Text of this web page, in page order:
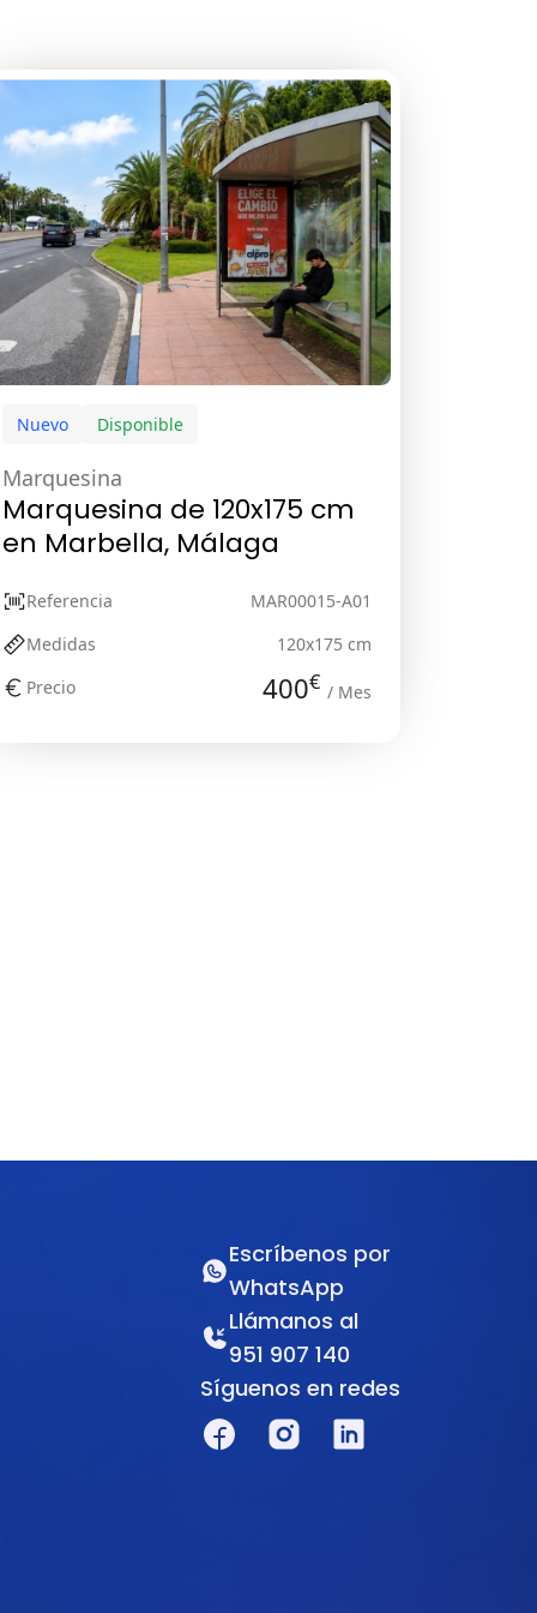
Nuevo Disponible
Marquesina
Marquesina de 120x175 cm
en Marbella, Málaga
Referencia
MAR00015-A01
Medidas
120x175 cm
Precio
400€ / Mes
Escríbenos por
WhatsApp
Llámanos al
951 907 140
Síguenos en redes